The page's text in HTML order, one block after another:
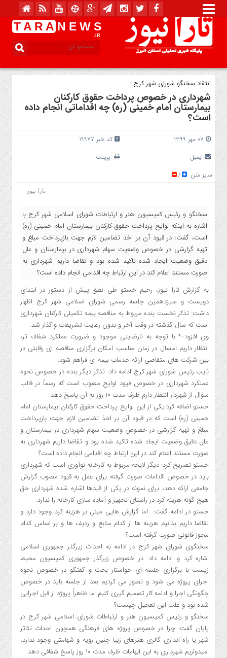
T A R A N E W S
.IR
انتقاد سخنگو شورای شهر کرج :
شهرداری در خصوص پرداخت حقوق کارکنان
بیمارستان امام خمینی (ره) چه اقداماتی انجام داده
است؟
۰۷ مهر ۱۳۹۹
کد خبر 19977
ایمیل
پرینت
سایز متن
/
تارا نیوز
سخنگو و رئیس کمیسیون هنر و ارتباطات شورای اسلامی شهر کرج با
اشاره به اینکه لوایح پرداخت حقوق کارکنان بیمارستان امام خمینی (ره)
است، گفت: در قیود آن بر اخذ تضامین لازم جهت بازپرداخت مبلغ و
تهیه گزارشی در خصوص وضعیت سهام شهرداری در بیمارستان و علل
دقیق وضعیت ایجاد شده تاکید شده بود و تقاضا داریم شهرداری به
صورت مستند اعلام کند در این ارتباط چه اقدامی انجام داده است؟
به گزارش تارا نیوز، رحیم خستو طی نطق پیش از دستور در ابتدای
دویست و سیزدهمین جلسه رسمی شورای اسلامی شهر کرج اظهار
داشت: تذکر نخست بنده مربوط به مناقصه بیمه تکمیلی کارکنان شهرداری
است که سال گذشته در وقت آخر و بدون رعایت تشریفات واگذار شد.
وی افزود:-* با توجه به نارضایتی موجود و ضرورت عملکرد شفاف تر،
انتظار داریم امسال در زمان مناسب امکان برگزاری مناقصه ای رقابتی در
بین شرکت های متقاضی ارائه خدمات بیمه ای فراهم شود.
نایب رئیس شورای شهر کرج ادامه داد: تذکر دیگر بنده در خصوص نحوه
عملکرد شهرداری در خصوص قیود لوایح مصوب است که رسماً در قالب
سوال از شهردار انتظار دارم ظرف مدت ۱۰ روز به آن پاسخ دهد.
خستو اضافه کرد:یکی از این لوایح پرداخت حقوق کارکنان بیمارستان امام
خمینی (ره) است که در قیود آن بر اخذ تضامین لازم جهت بازپرداخت
مبلغ و تهیه گزارشی در خصوص وضعیت سهام شهرداری در بیمارستان و
علل دقیق وضعیت ایجاد شده تاکید شده بود و تقاضا داریم شهرداری به
صورت مستند اعلام کند در این ارتباط چه اقدامی انجام داده است؟
خستو تصریح کرد: دیگر لایحه مربوط به کارخانه نوآوری است که شهرداری
باید در خصوص اقدامات صورت گرفته برای عمل به قیود مصوب گزارش
جامعی ارائه دهد، برای نمونه در یکی از قیدها اشاره شده شهرداری حق
هیچ گونه هزینه کرد در راستای تجهیز و آماده سازی کارخانه را ندارد.
خستو در ادامه گفت: اما گزارش هایی مبنی بر هزینه کرد وجود دارد و
تقاضا داریم بدانیم هزینه ها از کدام منابع و ردیف ها و بر اساس کدام
مجوز قانونی صورت گرفته است؟
سخنگوی شورای شهر کرج در ادامه به احداث زیرگذر جمهوری اسلامی
اشاره کرد و ادامه داد: در خصوص زیرگذر جمهوری کمیسیون محیط
زیست با برگزاری جلسه ای خواستار بحث و گفتگو در خصوص نحوه
اجرای پروژه می شود و تصور می کردیم بعد از جلسه باید در خصوص
چگونگی اجرا و ادامه کار تصمیم گیری کنیم اما ظاهراً پروژه از قبل اجرایی
شده بود و علت این تعجیل چیست؟
سخنگو و رئیس کمیسیون هنر و ارتباطات شورای اسلامی شهر کرج در
پایان گفت: چرا در خصوص پروژه های فرهنگی همچون احداث تئاتر
شهر یا راه اندازی گالری هنرهای زیبا چنین رویه و شهامتی وجود ندارد،
امیدواریم شهرداری به این ابهامات ظرف مدت ۱۰ روز پاسخ شفافی دهد.